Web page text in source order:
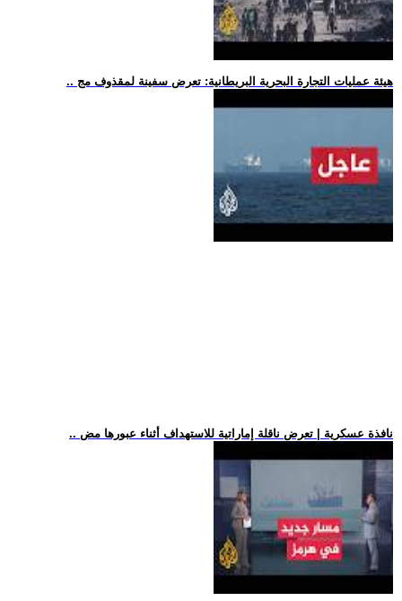
.. هيئة عمليات التجارة البحرية البريطانية: تعرض سفينة لمقذوف مج
.. نافذة عسكرية | تعرض ناقلة إماراتية للاستهداف أثناء عبورها مض